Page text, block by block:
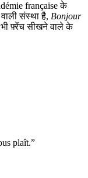
française के
संस्था है, Bonjour
फ़्रेंच सीखने वाले के
plaît.”